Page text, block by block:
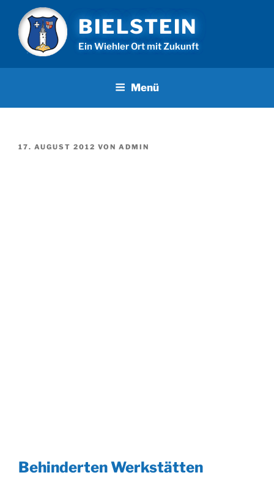
Inhalt
springen
BIELSTEIN
Ein Wiehler Ort mit Zukunft
Menü
VERÖFFENTLICHT
17. AUGUST 2012 VON ADMIN
Behinderten Werkstätten